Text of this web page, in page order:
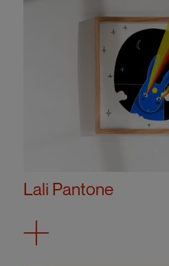
Lali Pantone